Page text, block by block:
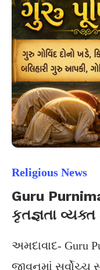
Religious News
Guru
કૃતજ્ઞતા વ્યક્ત
અમદાવાદ- Guru
જીવનમાં